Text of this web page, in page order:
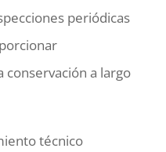
periódicas
conservación a largo
técnico